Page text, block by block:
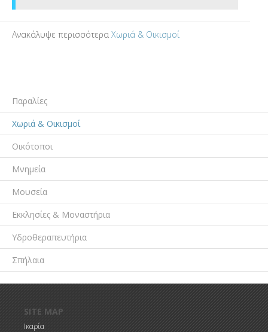
Ανακάλυψε περισσότερα Χωριά & Οικισμοί
Παραλίες
Χωριά & Οικισμοί
Οικότοποι
Μνημεία
Μουσεία
Εκκλησίες & Μοναστήρια
Υδροθεραπευτήρια
Σπήλαια
SITE MAP
Ικαρία